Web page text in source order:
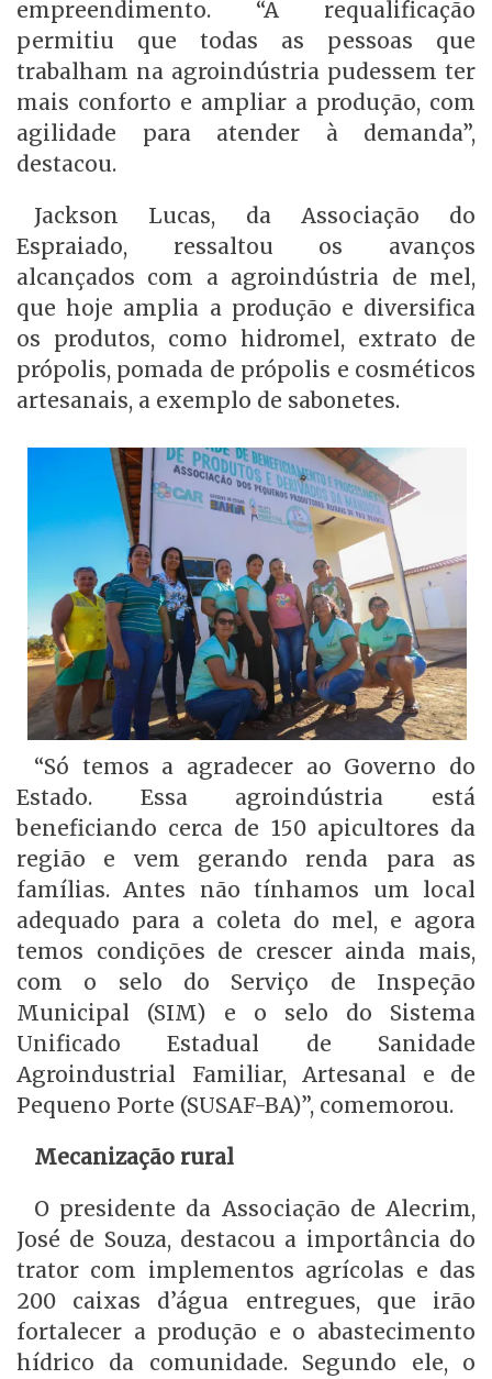
empreendimento. “A requalificação
permitiu que todas as pessoas que
trabalham na agroindústria pudessem ter
mais conforto e ampliar a produção, com
agilidade para atender à demanda”,
destacou.
Jackson Lucas, da Associação do
Espraiado, ressaltou os avanços
alcançados com a agroindústria de mel,
que hoje amplia a produção e diversifica
os produtos, como hidromel, extrato de
própolis, pomada de própolis e cosméticos
artesanais, a exemplo de sabonetes.
“Só temos a agradecer ao Governo do
Estado. Essa agroindústria está
beneficiando cerca de 150 apicultores da
região e vem gerando renda para as
famílias. Antes não tínhamos um local
adequado para a coleta do mel, e agora
temos condições de crescer ainda mais,
com o selo do Serviço de Inspeção
Municipal (SIM) e o selo do Sistema
Unificado Estadual de Sanidade
Agroindustrial Familiar, Artesanal e de
Pequeno Porte (SUSAF-BA)”, comemorou.
Mecanização rural
O presidente da Associação de Alecrim,
José de Souza, destacou a importância do
trator com implementos agrícolas e das
200 caixas d’água entregues, que irão
fortalecer a produção e o abastecimento
hídrico da comunidade. Segundo ele, o